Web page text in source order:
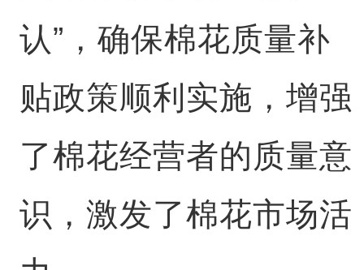
认”，确保棉花质量补
贴政策顺利实施，增强
了棉花经营者的质量意
识，激发了棉花市场活